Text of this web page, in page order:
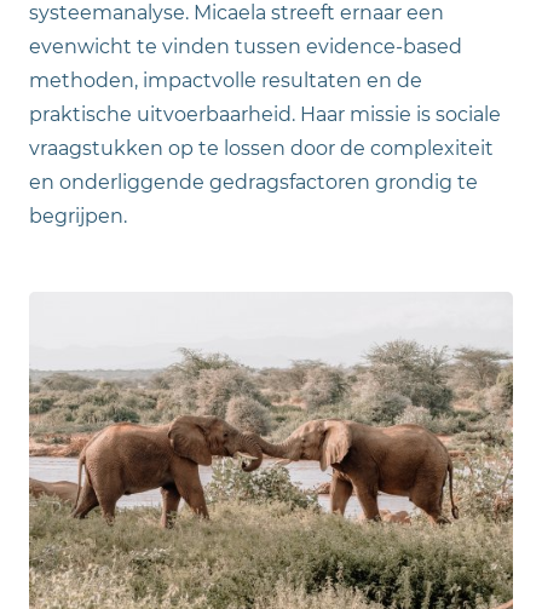
systeemanalyse. Micaela streeft ernaar een
evenwicht te vinden tussen evidence-based
methoden, impactvolle resultaten en de
praktische uitvoerbaarheid. Haar missie is sociale
vraagstukken op te lossen door de complexiteit
en onderliggende gedragsfactoren grondig te
begrijpen.